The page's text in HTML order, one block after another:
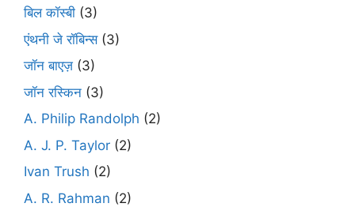
बिल कॉस्बी (3)
एंथनी जे रॉबिन्स(3)
जॉन बाएज़ (3)
जॉन रस्किन (3)
A. Philip Randolph (2)
A. J. P. Taylor (2)
Ivan Trush (2)
A. R. Rahman (2)